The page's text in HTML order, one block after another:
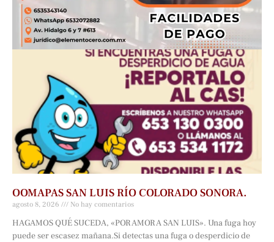
OOMAPAS SAN LUIS RÍO COLORADO SONORA.
agosto 8, 2026 No hay comentarios
HAGAMOS QUÉ SUCEDA, «POR AMOR A SAN LUIS». Una fuga hoy
puede ser escasez mañana.Si detectas una fuga o desperdicio de